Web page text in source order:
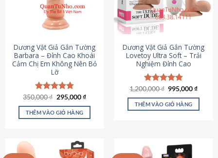
Dương Vật Giả Gắn Tường
Barbara – Đỉnh Cao Khoái
Cảm Chị Em Không Nên Bỏ
Lỡ
Được xếp
hạng4.79
5 sao
350,000₫ Giá
là:
350,000 ₫.
295,000₫Giá
tại
THÊM VÀO GIỎ HÀNG
Dương Vật Giả Gắn Tường
Lovetoy Ultra Soft – Trải
Nghiệm Đỉnh Cao
Được xếp
hạng4.82
5 sao
1,200,000₫ Giá
là:
1,200,000 ₫.
995,000₫Giá
tại
THÊM VÀO GIỎ HÀNG